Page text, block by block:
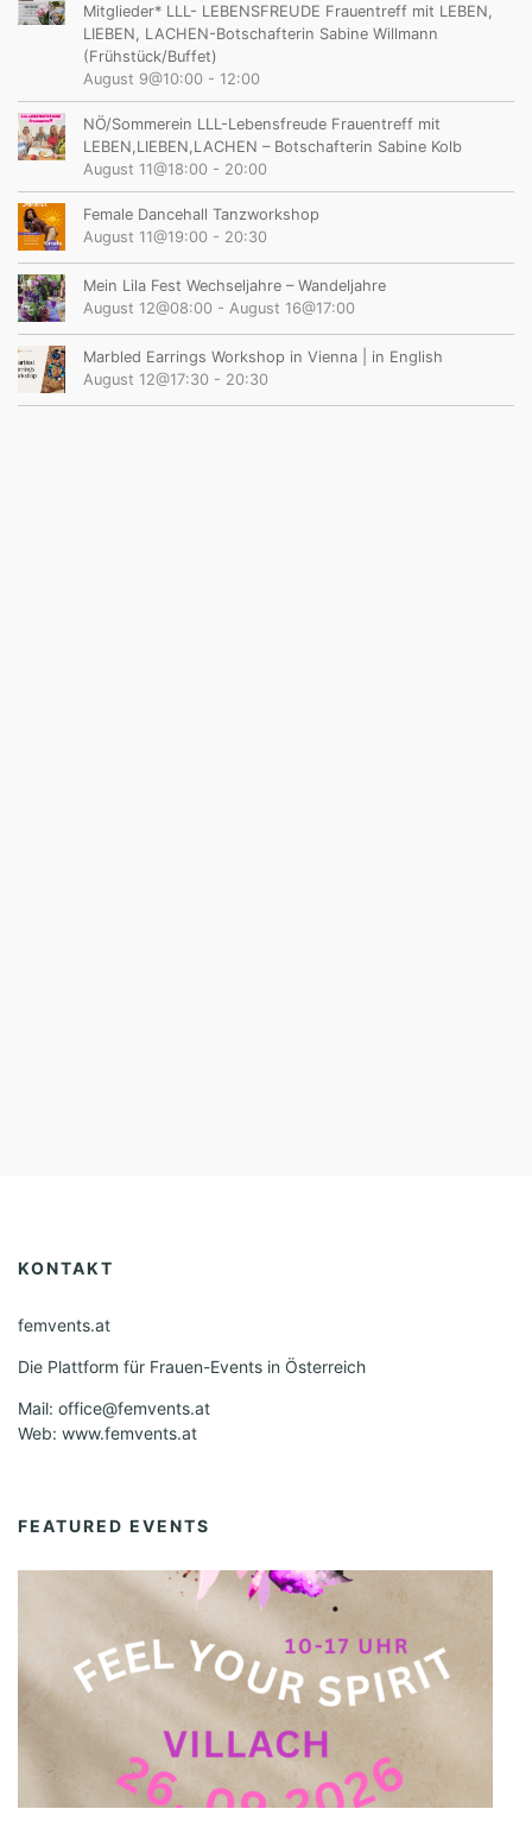
Mitglieder* LLL- LEBENSFREUDE Frauentreff mit LEBEN,
LIEBEN, LACHEN-Botschafterin Sabine Willmann
(Frühstück/Buffet)
August 9@10:00 - 12:00
NÖ/Sommerein LLL-Lebensfreude Frauentreff mit
LEBEN,LIEBEN,LACHEN – Botschafterin Sabine Kolb
August 11@18:00 - 20:00
Female Dancehall Tanzworkshop
August 11@19:00 - 20:30
Mein Lila Fest Wechseljahre – Wandeljahre
August 12@08:00 - August 16@17:00
Marbled Earrings Workshop in Vienna | in English
August 12@17:30 - 20:30
KONTAKT
femvents.at
Die Plattform für Frauen-Events in Österreich
Mail: office@femvents.at
Web: www.femvents.at
FEATURED EVENTS